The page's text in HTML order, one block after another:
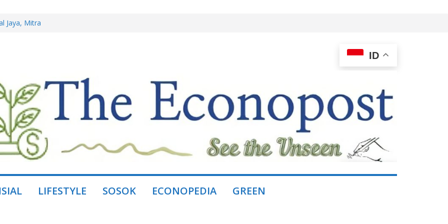
Jaya, Mitra
Lewat
Miliar, Jual
Borong Kembali
ID
LIFESTYLE SOSOK ECONOPEDIA GREEN